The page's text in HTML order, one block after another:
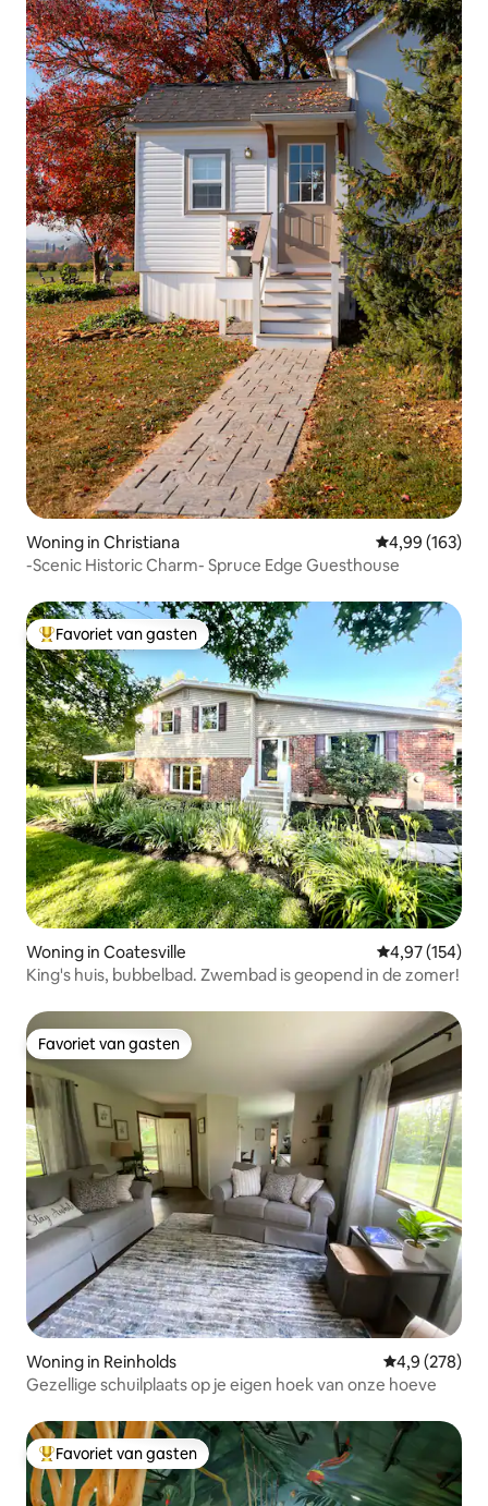
Woning in Christiana Gemiddelde
4,99 (163)
-Scenic Historic Charm- Spruce Edge Guesthouse
Topfavoriet van gasten
Favoriet van gasten
Woning in Coatesville Gemiddelde
4,97 (154)
King's huis, bubbelbad. Zwembad is geopend in de zomer!
Favoriet van gasten
Favoriet van gasten
Woning in Reinholds Gemiddelde
4,9 (278)
Gezellige schuilplaats op je eigen hoek van onze hoeve
Topfavoriet van gasten
Favoriet van gasten